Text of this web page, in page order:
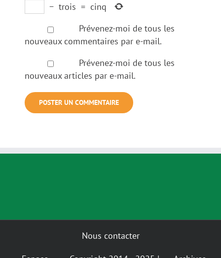
− trois = cinq
Prévenez-moi de tous les
nouveaux commentaires par e-mail.
Prévenez-moi de tous les
nouveaux articles par e-mail.
Nous contacter